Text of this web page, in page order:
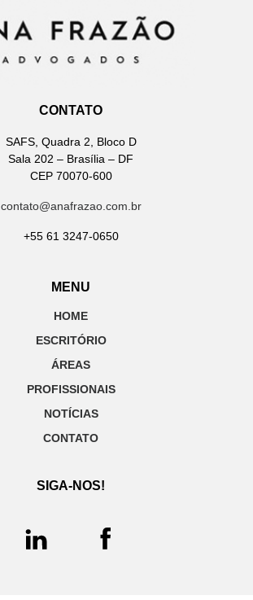
CONTATO
SAFS, Quadra 2, Bloco D
Sala 202 – Brasília – DF
CEP 70070-600
contato@anafrazao.com.br
+55 61 3247-0650
MENU
HOME
ESCRITÓRIO
ÁREAS
PROFISSIONAIS
NOTÍCIAS
CONTATO
SIGA-NOS!